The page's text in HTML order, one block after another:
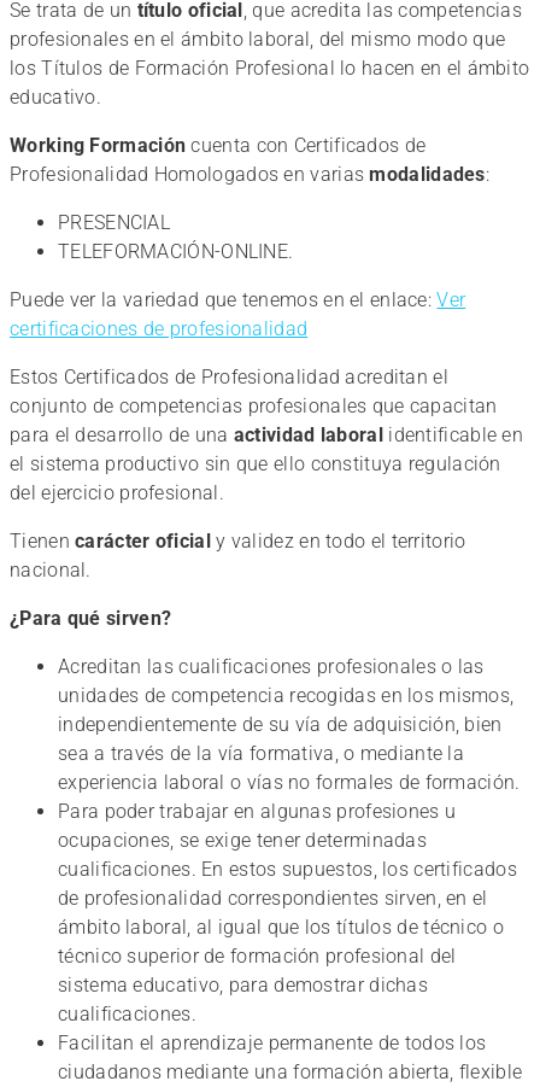
DE
PROFESIONALIDAD
para
el
Empleo
Se trata de un título oficial, que acredita las competencias
profesionales en el ámbito laboral, del mismo modo que
los Títulos de Formación Profesional lo hacen en el ámbito
educativo.
Working Formacióncuenta con Certificados de
Profesionalidad Homologados en variasmodalidades:
PRESENCIAL
TELEFORMACIÓN-ONLINE.
Puede ver la variedad que tenemos en el enlace:Ver
certificaciones de profesionalidad
Estos Certificados de Profesionalidad acreditan el
conjunto de competencias profesionales que capacitan
para el desarrollo de una actividad laboralidentificable en
el sistema productivo sin que ello constituya regulación
del ejercicio profesional.
Tienencarácter oficialy validez en todo el territorio
nacional.
¿Para qué sirven?
Acreditan las cualificaciones profesionales o las
unidades de competencia recogidas en los mismos,
independientemente de su vía de adquisición, bien
sea a través de la vía formativa, o mediante la
experiencia laboral o vías no formales de formación.
Para poder trabajar en algunas profesiones u
ocupaciones, se exige tener determinadas
cualificaciones. En estos supuestos, los certificados
de profesionalidad correspondientes sirven, en el
ámbito laboral, al igual que los títulos de técnico o
técnico superior de formación profesional del
sistema educativo, para demostrar dichas
cualificaciones.
Facilitan el aprendizaje permanente de todos los
ciudadanos mediante una formación abierta, flexible